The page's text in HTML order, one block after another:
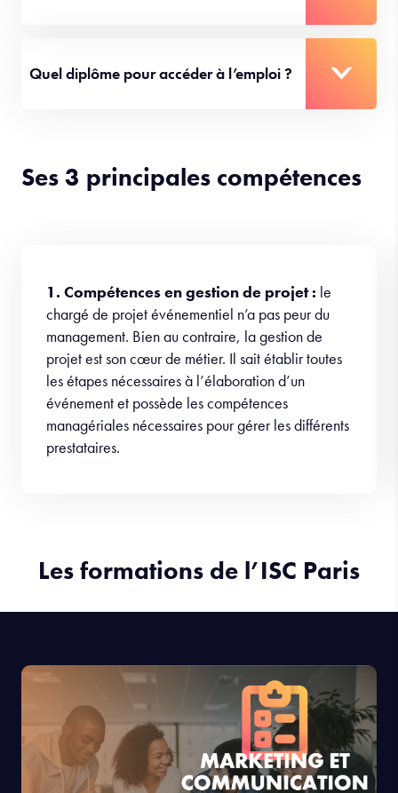
Quel diplôme pour accéder à l’emploi ?
Ses 3 principales compétences
1. Compétences en gestion de projet : le
chargé de projet événementiel n’a pas peur du
management. Bien au contraire, la gestion de
projet est son cœur de métier. Il sait établir toutes
les étapes nécessaires à l’élaboration d’un
événement et possède les compétences
managériales nécessaires pour gérer les différents
prestataires.
Les formations de l’ISC Paris